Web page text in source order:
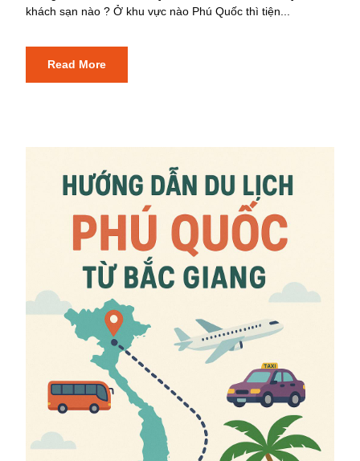
khách sạn nào ? Ở khu vực nào Phú Quốc thì tiện...
Read More